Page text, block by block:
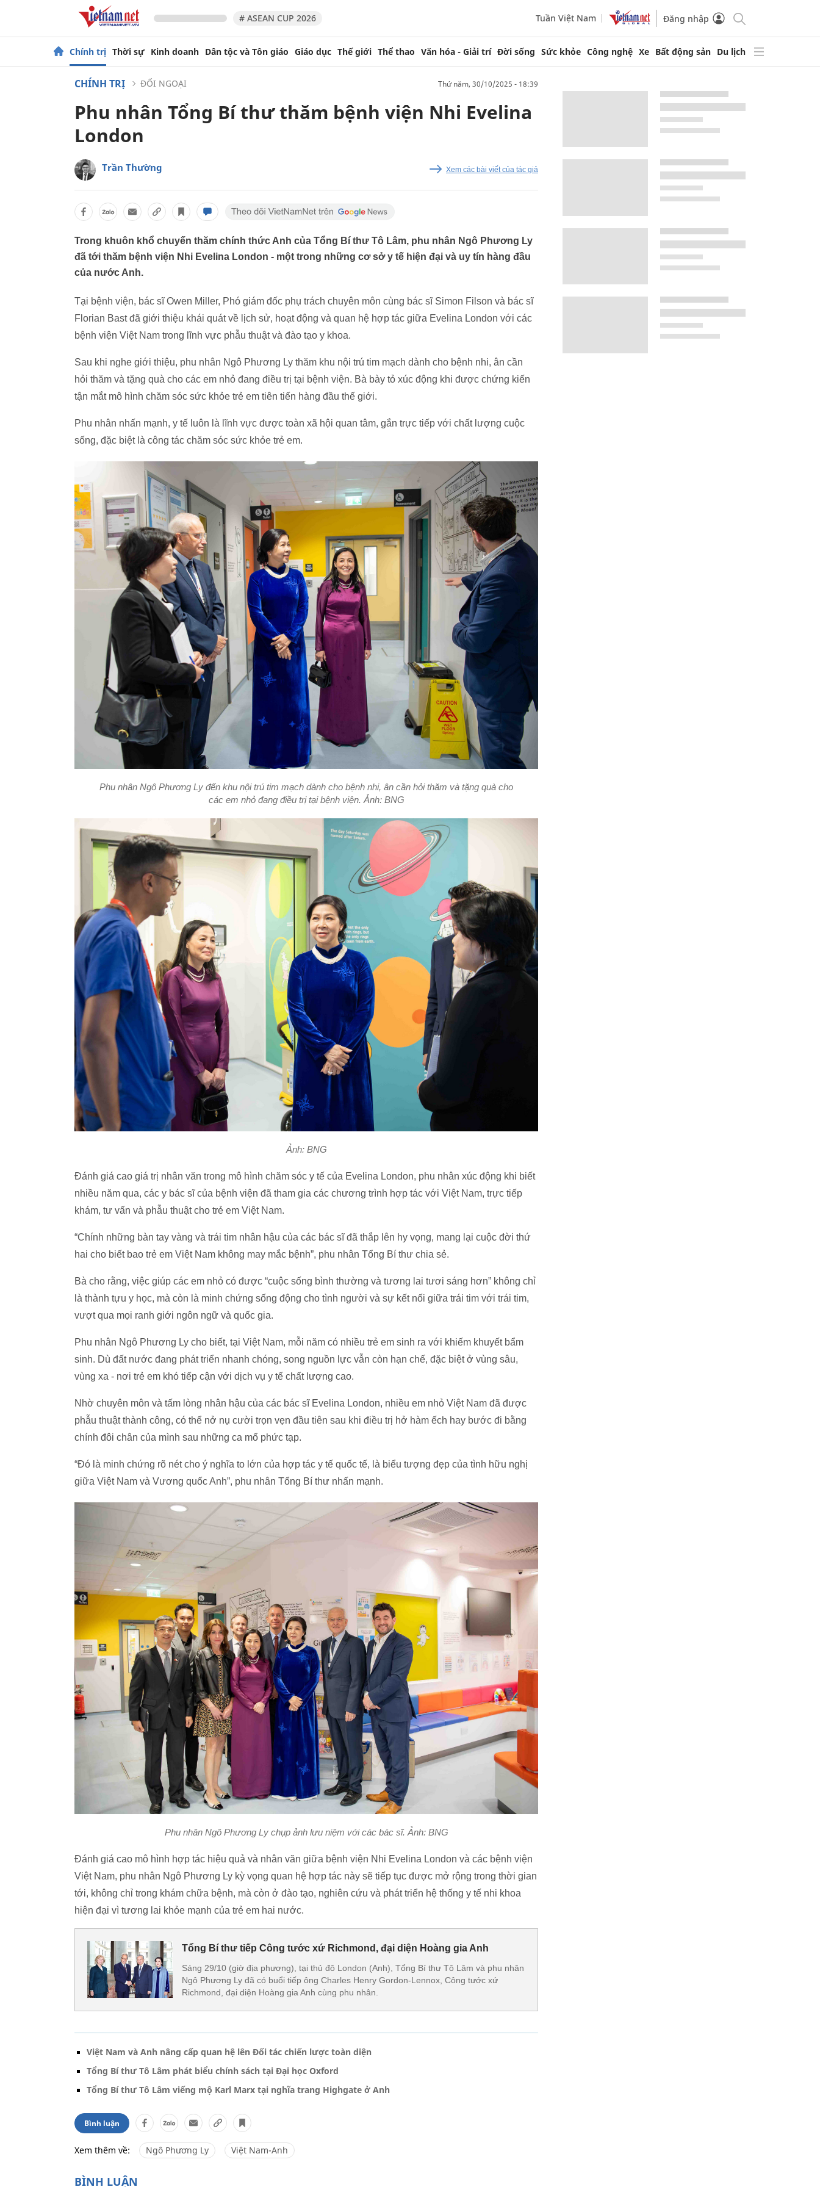
# ASEAN CUP 2026 Tuần Việt Nam Đăng nhập
Chính trị Thời sự Kinh doanh Dân tộc và Tôn giáo Giáo dục Thế giới Thể thao Văn hóa - Giải trí Đời sống Sức khỏe Công nghệ Xe Bất động sản Du lịch
CHÍNH TRỊ ĐỐI NGOẠI thứ năm, 30/10/2025 - 18:39
Phu nhân Tổng Bí thư thăm bệnh viện Nhi Evelina
London
Trần Thường Xem các bài viết của tác giả
Trong khuôn khổ chuyến thăm chính thức Anh của Tổng Bí thư Tô Lâm, phu nhân Ngô Phương Ly
đã tới thăm bệnh viện Nhi Evelina London - một trong những cơ sở y tế hiện đại và uy tín hàng đầu
của nước Anh.
Tại bệnh viện, bác sĩ Owen Miller, Phó giám đốc phụ trách chuyên môn cùng bác sĩ Simon Filson và bác sĩ
Florian Bast đã giới thiệu khái quát về lịch sử, hoạt động và quan hệ hợp tác giữa Evelina London với các
bệnh viện Việt Nam trong lĩnh vực phẫu thuật và đào tạo y khoa.
Sau khi nghe giới thiệu, phu nhân Ngô Phương Ly thăm khu nội trú tim mạch dành cho bệnh nhi, ân cần
hỏi thăm và tặng quà cho các em nhỏ đang điều trị tại bệnh viện. Bà bày tỏ xúc động khi được chứng kiến
tận mắt mô hình chăm sóc sức khỏe trẻ em tiên tiến hàng đầu thế giới.
Phu nhân nhấn mạnh, y tế luôn là lĩnh vực được toàn xã hội quan tâm, gắn trực tiếp với chất lượng cuộc
sống, đặc biệt là công tác chăm sóc sức khỏe trẻ em.
Phu nhân Ngô Phương Ly đến khu nội trú tim mạch dành cho bệnh nhi, ân cần hỏi thăm và tặng quà cho
các em nhỏ đang điều trị tại bệnh viện. Ảnh: BNG
Ảnh: BNG
Đánh giá cao giá trị nhân văn trong mô hình chăm sóc y tế của Evelina London, phu nhân xúc động khi biết
nhiều năm qua, các y bác sĩ của bệnh viện đã tham gia các chương trình hợp tác với Việt Nam, trực tiếp
khám, tư vấn và phẫu thuật cho trẻ em Việt Nam.
“Chính những bàn tay vàng và trái tim nhân hậu của các bác sĩ đã thắp lên hy vọng, mang lại cuộc đời thứ
hai cho biết bao trẻ em Việt Nam không may mắc bệnh”, phu nhân Tổng Bí thư chia sẻ.
Bà cho rằng, việc giúp các em nhỏ có được “cuộc sống bình thường và tương lai tươi sáng hơn” không chỉ
là thành tựu y học, mà còn là minh chứng sống động cho tình người và sự kết nối giữa trái tim với trái tim,
vượt qua mọi ranh giới ngôn ngữ và quốc gia.
Phu nhân Ngô Phương Ly cho biết, tại Việt Nam, mỗi năm có nhiều trẻ em sinh ra với khiếm khuyết bẩm
sinh. Dù đất nước đang phát triển nhanh chóng, song nguồn lực vẫn còn hạn chế, đặc biệt ở vùng sâu,
vùng xa - nơi trẻ em khó tiếp cận với dịch vụ y tế chất lượng cao.
Nhờ chuyên môn và tấm lòng nhân hậu của các bác sĩ Evelina London, nhiều em nhỏ Việt Nam đã được
phẫu thuật thành công, có thể nở nụ cười trọn vẹn đầu tiên sau khi điều trị hở hàm ếch hay bước đi bằng
chính đôi chân của mình sau những ca mổ phức tạp.
“Đó là minh chứng rõ nét cho ý nghĩa to lớn của hợp tác y tế quốc tế, là biểu tượng đẹp của tình hữu nghị
giữa Việt Nam và Vương quốc Anh”, phu nhân Tổng Bí thư nhấn mạnh.
Phu nhân Ngô Phương Ly chụp ảnh lưu niệm với các bác sĩ. Ảnh: BNG
Đánh giá cao mô hình hợp tác hiệu quả và nhân văn giữa bệnh viện Nhi Evelina London và các bệnh viện
Việt Nam, phu nhân Ngô Phương Ly kỳ vọng quan hệ hợp tác này sẽ tiếp tục được mở rộng trong thời gian
tới, không chỉ trong khám chữa bệnh, mà còn ở đào tạo, nghiên cứu và phát triển hệ thống y tế nhi khoa
hiện đại vì tương lai khỏe mạnh của trẻ em hai nước.
Tổng Bí thư tiếp Công tước xứ Richmond, đại diện Hoàng gia Anh
Sáng 29/10 (giờ địa phương), tại thủ đô London (Anh), Tổng Bí thư Tô Lâm và phu nhân
Ngô Phương Ly đã có buổi tiếp ông Charles Henry Gordon-Lennox, Công tước xứ
Richmond, đại diện Hoàng gia Anh cùng phu nhân.
Việt Nam và Anh nâng cấp quan hệ lên Đối tác chiến lược toàn diện
Tổng Bí thư Tô Lâm phát biểu chính sách tại Đại học Oxford
Tổng Bí thư Tô Lâm viếng mộ Karl Marx tại nghĩa trang Highgate ở Anh
Bình luận
Xem thêm về: Ngô Phương Ly Việt Nam-Anh